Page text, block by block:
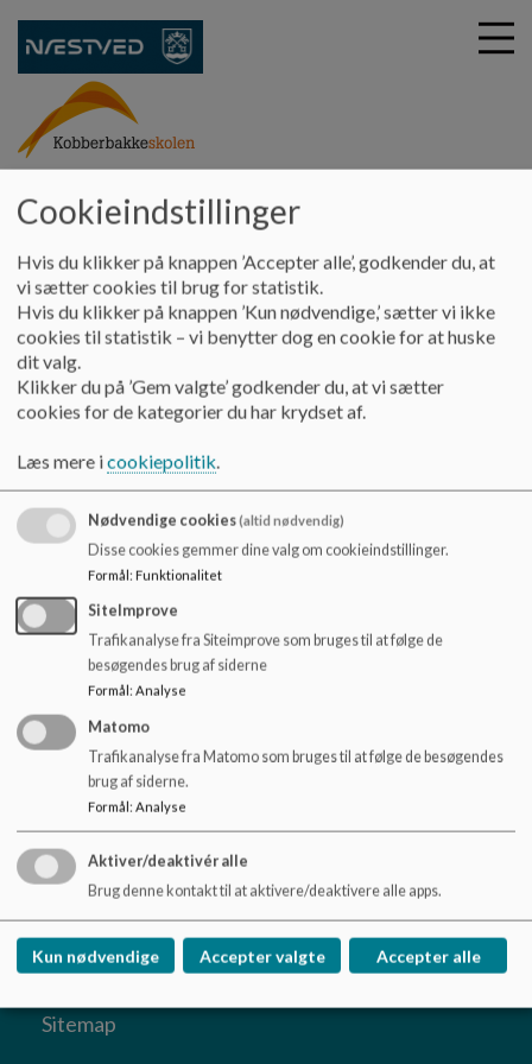
d
kobberbakkeskolen
Skolebestyrelsen Dagsorden og referater
13-05-2026
13-05-2026
Skolebestyrelsesmøde 13-05-2026
Dagsorden SB 13-5-26.pdf
Referat SB 13-5-26.pdf
Bilag 1 - budgetopfølgning for april 2026.pdf
Bilag 2 - valgfagsudbud.pdf
Kobberbakkeskolen
Parkvej 109. 4700 Næstved
kobberbakkeskolen@naestved.dk
Sitemap
Cookieindstillinger
Hvis du klikker på knappen ’Accepter alle’, godkender du, at
vi sætter cookies til brug for statistik.
Hvis du klikker på knappen ’Kun nødvendige,’ sætter vi ikke
cookies til statistik – vi benytter dog en cookie for at huske
dit valg.
Klikker du på ’Gem valgte’ godkender du, at vi sætter
cookies for de kategorier du har krydset af.
Læs mere icookiepolitik.
Nødvendige cookies(altid nødvendig)
Disse cookies gemmer dine valg om cookieindstillinger.
Formål: Funktionalitet
SiteImprove
Trafikanalyse fra Siteimprove som bruges til at følge de
besøgendes brug af siderne
Formål : Analyse
Matomo
Trafikanalyse fra Matomo som bruges til at følge de besøgendes
brug af siderne.
Formål: Analyse
Aktiver/deaktivér alle
Brug denne kontakt til at aktivere/deaktivere alle apps.
Kun nødvendige Accepter valgte Accepter alle